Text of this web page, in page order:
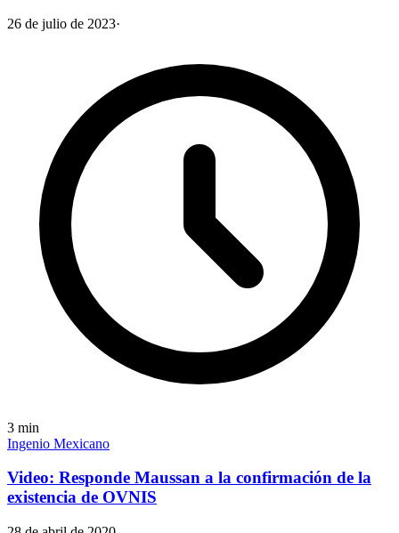
26 de julio de 2023·
3 min
Ingenio Mexicano
Video: Responde Maussan a la confirmación de la
existencia de OVNIS